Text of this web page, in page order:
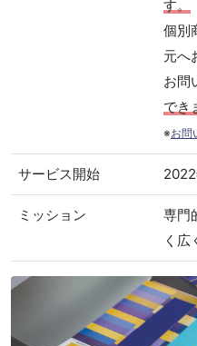
す。
個別
元へ
お問
でき
※お問
サービス開始
ミッション
専門
く広